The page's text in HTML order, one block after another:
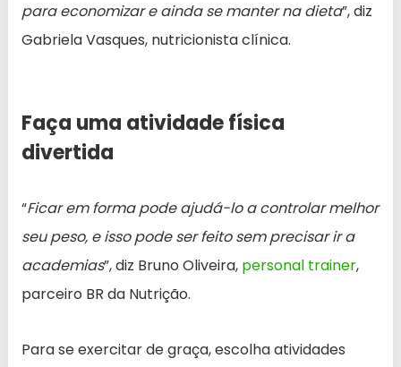
para economizar e ainda se manter na dieta”, diz
Gabriela Vasques, nutricionista clínica.
Faça uma atividade física
divertida
“Ficar em forma pode ajudá-lo a controlar melhor
seu peso, e isso pode ser feito sem precisar ir a
academias”, diz Bruno Oliveira, personal trainer,
parceiro BR da Nutrição.
Para se exercitar de graça, escolha atividades